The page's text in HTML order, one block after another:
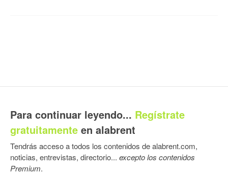
Para continuar leyendo... Regístrate
gratuitamente en alabrent
Tendrás acceso a todos los contenidos de alabrent.com,
noticias, entrevistas, directorio... excepto los contenidos
Premium.